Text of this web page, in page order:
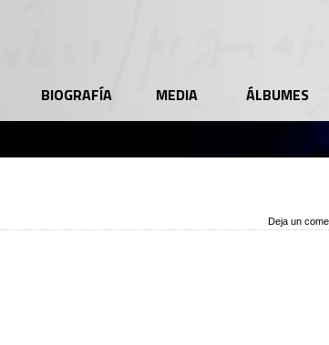
BIOGRAFÍA MEDIA ÁLBUMES
Deja un